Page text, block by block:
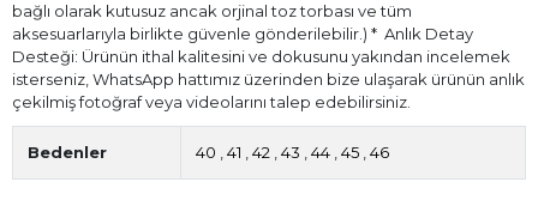
bağlı olarak kutusuz ancak orjinal toz torbası ve tüm
aksesuarlarıyla birlikte güvenle gönderilebilir.) * ⁠ Anlık Detay
Desteği: Ürünün ithal kalitesini ve dokusunu yakından incelemek
isterseniz, WhatsApp hattımız üzerinden bize ulaşarak ürünün anlık
çekilmiş fotoğraf veya videolarını talep edebilirsiniz.
Bedenler 40 41 42 43 44 45 46